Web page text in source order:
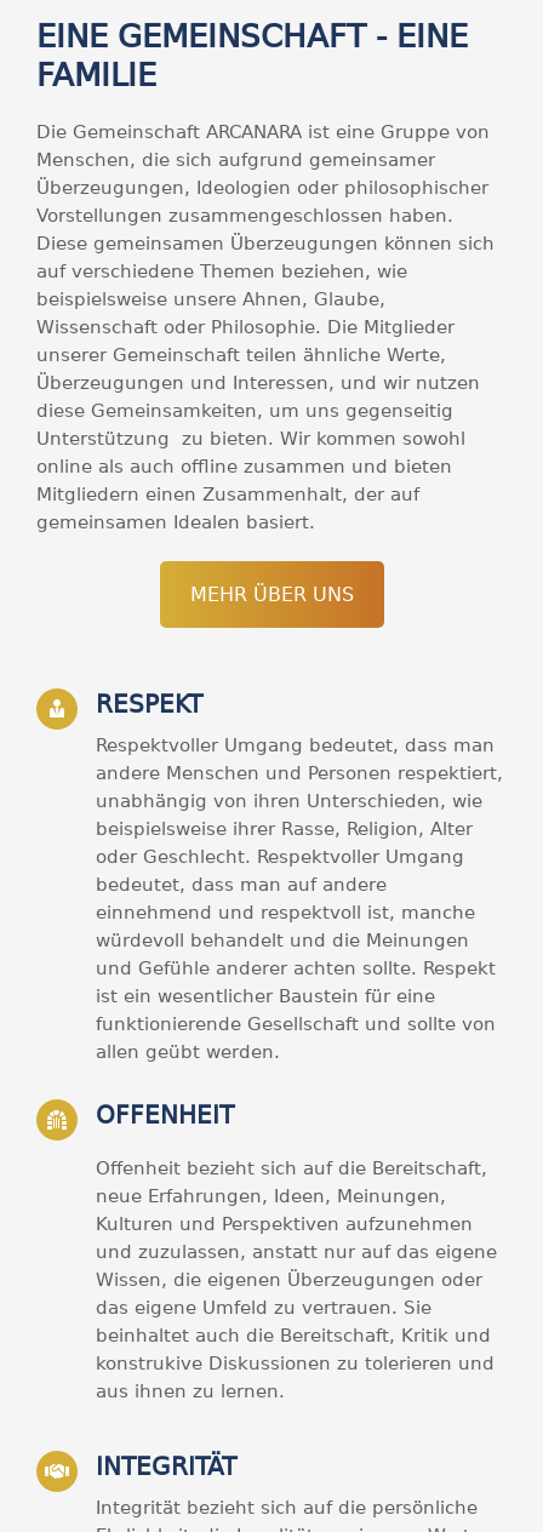
EINE GEMEINSCHAFT - EINE
FAMILIE
Die Gemeinschaft ARCANARA ist eine Gruppe von
Menschen, die sich aufgrund gemeinsamer
Überzeugungen, Ideologien oder philosophischer
Vorstellungen zusammengeschlossen haben.
Diese gemeinsamen Überzeugungen können sich
auf verschiedene Themen beziehen, wie
beispielsweise unsere Ahnen, Glaube,
Wissenschaft oder Philosophie. Die Mitglieder
unserer Gemeinschaft teilen ähnliche Werte,
Überzeugungen und Interessen, und wir nutzen
diese Gemeinsamkeiten, um uns gegenseitig
Unterstützung zu bieten. Wir kommen sowohl
online als auch offline zusammen und bieten
Mitgliedern einen Zusammenhalt, der auf
gemeinsamen Idealen basiert.
MEHR ÜBER UNS
RESPEKT
Respektvoller Umgang bedeutet, dass man
andere Menschen und Personen respektiert,
unabhängig von ihren Unterschieden, wie
beispielsweise ihrer Rasse, Religion, Alter
oder Geschlecht. Respektvoller Umgang
bedeutet, dass man auf andere
einnehmend und respektvoll ist, manche
würdevoll behandelt und die Meinungen
und Gefühle anderer achten sollte. Respekt
ist ein wesentlicher Baustein für eine
funktionierende Gesellschaft und sollte von
allen geübt werden.
OFFENHEIT
Offenheit bezieht sich auf die Bereitschaft,
neue Erfahrungen, Ideen, Meinungen,
Kulturen und Perspektiven aufzunehmen
und zuzulassen, anstatt nur auf das eigene
Wissen, die eigenen Überzeugungen oder
das eigene Umfeld zu vertrauen. Sie
beinhaltet auch die Bereitschaft, Kritik und
konstrukive Diskussionen zu tolerieren und
aus ihnen zu lernen.
INTEGRITÄT
Integrität bezieht sich auf die persönliche